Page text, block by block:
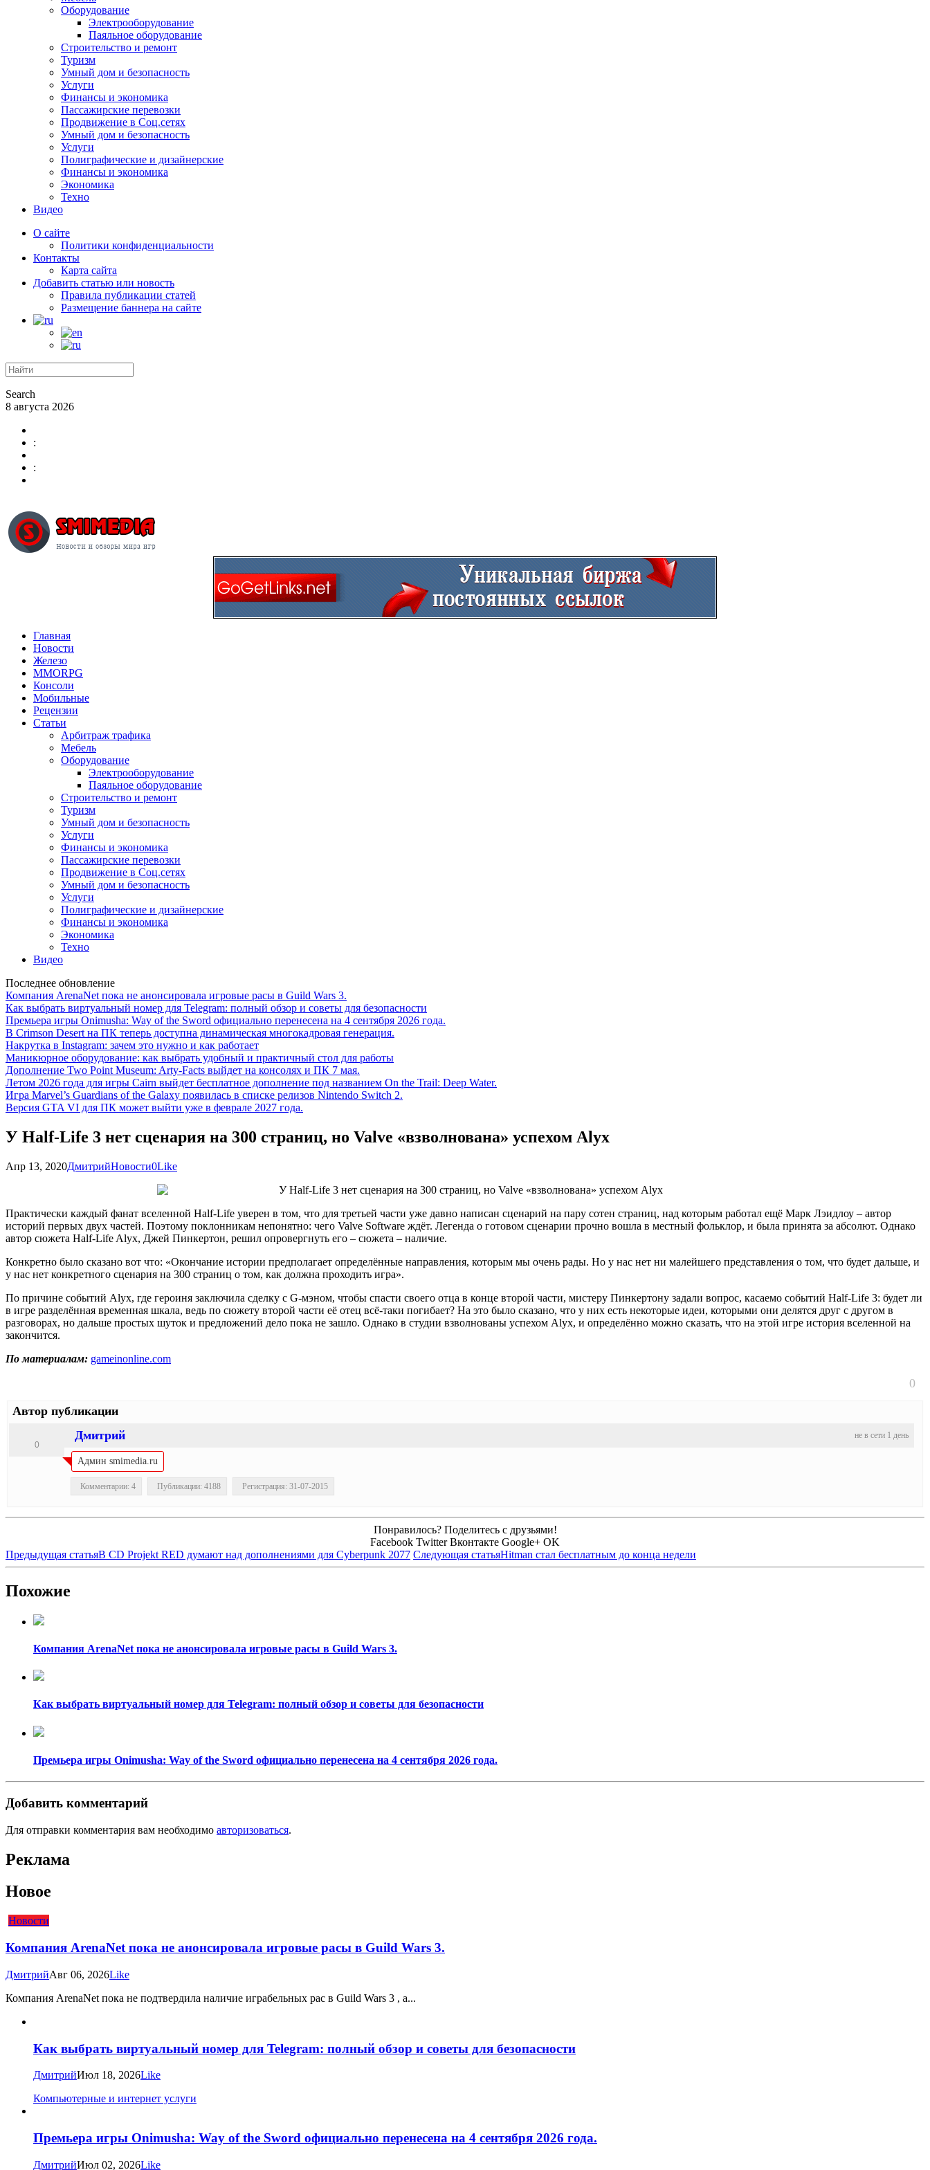
Оборудование
Электрооборудование
Паяльное оборудование
Строительство и ремонт
Туризм
Умный дом и безопасность
Услуги
Финансы и экономика
Пассажирские перевозки
Продвижение в Соц.сетях
Умный дом и безопасность
Услуги
Полиграфические и дизайнерские
Финансы и экономика
Экономика
Техно
Видео
О сайте
Политики конфиденциальности
Контакты
Карта сайта
Добавить статью или новость
Правила публикации статей
Размещение баннера на сайте
Search
8 августа 2026
:
:
Главная
Новости
Железо
MMORPG
Консоли
Мобильные
Рецензии
Статьи
Арбитраж трафика
Мебель
Оборудование
Электрооборудование
Паяльное оборудование
Строительство и ремонт
Туризм
Умный дом и безопасность
Услуги
Финансы и экономика
Пассажирские перевозки
Продвижение в Соц.сетях
Умный дом и безопасность
Услуги
Полиграфические и дизайнерские
Финансы и экономика
Экономика
Техно
Видео
Последнее обновление
Компания ArenaNet пока не анонсировала игровые расы в Guild Wars 3.
Как выбрать виртуальный номер для Telegram: полный обзор и советы для безопасности
Премьера игры Onimusha: Way of the Sword официально перенесена на 4 сентября 2026 года.
В Crimson Desert на ПК теперь доступна динамическая многокадровая генерация.
Накрутка в Instagram: зачем это нужно и как работает
Маникюрное оборудование: как выбрать удобный и практичный стол для работы
Дополнение Two Point Museum: Arty-Facts выйдет на консолях и ПК 7 мая.
Летом 2026 года для игры Cairn выйдет бесплатное дополнение под названием On the Trail: Deep Water.
Игра Marvel’s Guardians of the Galaxy появилась в списке релизов Nintendo Switch 2.
Версия GTA VI для ПК может выйти уже в феврале 2027 года.
У Half-Life 3 нет сценария на 300 страниц, но Valve «взволнована» успехом Alyx
Апр 13, 2020ДмитрийНовости0Like
Практически каждый фанат вселенной Half-Life уверен в том, что для третьей части уже давно написан сценарий на пару сотен страниц, над которым работал ещё Марк Лэидлоу – автор
историй первых двух частей. Поэтому поклонникам непонятно: чего Valve Software ждёт. Легенда о готовом сценарии прочно вошла в местный фольклор, и была принята за абсолют. Однако
автор сюжета Half-Life Alyx, Джей Пинкертон, решил опровергнуть его – сюжета – наличие.
Конкретно было сказано вот что: «Окончание истории предполагает определённые направления, которым мы очень рады. Но у нас нет ни малейшего представления о том, что будет дальше, и
у нас нет конкретного сценария на 300 страниц о том, как должна проходить игра».
По причине событий Alyx, где героиня заключила сделку с G-мэном, чтобы спасти своего отца в конце второй части, мистеру Пинкертону задали вопрос, касаемо событий Half-Life 3: будет ли
в игре разделённая временная шкала, ведь по сюжету второй части её отец всё-таки погибает? На это было сказано, что у них есть некоторые идеи, которыми они делятся друг с другом в
разговорах, но дальше простых шуток и предложений дело пока не зашло. Однако в студии взволнованы успехом Alyx, и определённо можно сказать, что на этой игре история вселенной на
закончится.
По материалам: gameinonline.com
0
Автор публикации
не в сети 1 день
Дмитрий
0
Админ smimedia.ru
Комментарии: 4 Публикации: 4188 Регистрация: 31-07-2015
Понравилось? Поделитесь с друзьями!
Facebook Twitter Вконтакте Google+ OK
Предыдущая статьяВ CD Projekt RED думают над дополнениями для Cyberpunk 2077 Следующая статьяHitman стал бесплатным до конца недели
Похожие
Компания ArenaNet пока не анонсировала игровые расы в Guild Wars 3.
Как выбрать виртуальный номер для Telegram: полный обзор и советы для безопасности
Премьера игры Onimusha: Way of the Sword официально перенесена на 4 сентября 2026 года.
Добавить комментарий
Для отправки комментария вам необходимо авторизоваться.
Реклама
Новое
Новости
Компания ArenaNet пока не анонсировала игровые расы в Guild Wars 3.
ДмитрийАвг 06, 2026Like
Компания ArenaNet пока не подтвердила наличие играбельных рас в Guild Wars 3 , а...
Как выбрать виртуальный номер для Telegram: полный обзор и советы для безопасности
ДмитрийИюл 18, 2026Like
Компьютерные и интернет услуги
Премьера игры Onimusha: Way of the Sword официально перенесена на 4 сентября 2026 года.
ДмитрийИюл 02, 2026Like